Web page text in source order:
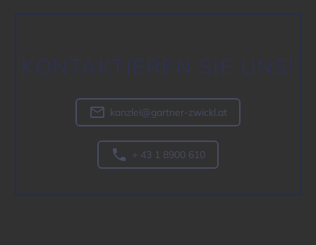
KONTAK­TIEREN SIE UNS!
 kanzlei@gartner-zwickl.at
 + 43 1 8900 610